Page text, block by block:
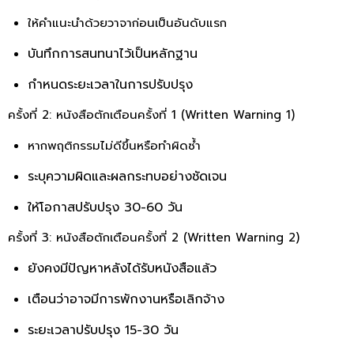
ให้คำแนะนำด้วยวาจาก่อนเป็นอันดับแรก
บันทึกการสนทนาไว้เป็นหลักฐาน
กำหนดระยะเวลาในการปรับปรุง
ครั้งที่ 2: หนังสือตักเตือนครั้งที่ 1 (Written Warning 1)
หากพฤติกรรมไม่ดีขึ้นหรือทำผิดซ้ำ
ระบุความผิดและผลกระทบอย่างชัดเจน
ให้โอกาสปรับปรุง 30-60 วัน
ครั้งที่ 3: หนังสือตักเตือนครั้งที่ 2 (Written Warning 2)
ยังคงมีปัญหาหลังได้รับหนังสือแล้ว
เตือนว่าอาจมีการพักงานหรือเลิกจ้าง
ระยะเวลาปรับปรุง 15-30 วัน